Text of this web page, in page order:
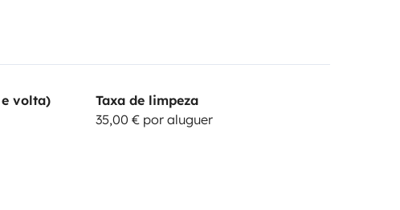
volta)
Taxa de limpeza
35,00 € por aluguer